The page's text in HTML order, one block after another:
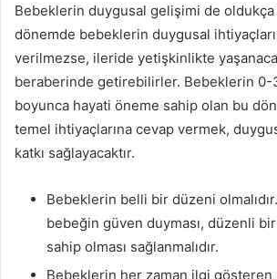
Bebeklerin duygusal gelişimi de
dönemde bebeklerin duygusal
verilmezse, ileride yetişkinlikte
beraberinde getirebilirler. Bebeklerin 0-
boyunca hayati öneme sahip olan bu
temel ihtiyaçlarına cevap vermek,
katkı sağlayacaktır.
Bebeklerin belli bir düzeni
bebeğin güven duyması, düzenli
sahip olması sağlanmalıdır.
Bebeklerin her zaman ilgi gösteren